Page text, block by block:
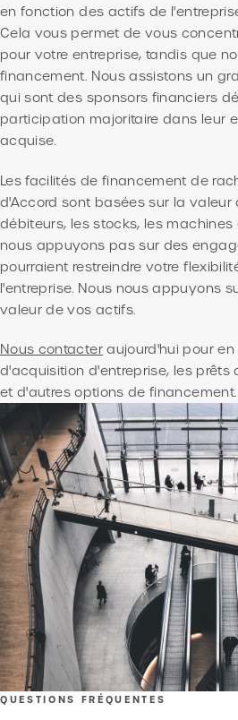
en fonction des actifs de
Cela vous permet de vous
pour votre entreprise, tandis que
financement. Nous assistons un
qui sont des sponsors financiers
participation majoritaire dans leur
acquise.
Les facilités de financement de
d'Accord sont basées sur la
débiteurs, les stocks, les
nous appuyons pas sur des
pourraient restreindre votre
l'entreprise. Nous nous appuyons
valeur de vos actifs.
Nous contacteraujourd'hui pour
d'acquisition d'entreprise, les prêts
et d'autres options de financement.
QUESTIONS FRÉQUENTES